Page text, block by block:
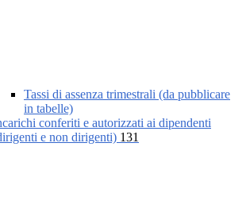
Tassi di assenza trimestrali (da pubblicare
in tabelle)
conferiti e autorizzati ai dipendenti
e non dirigenti) 131